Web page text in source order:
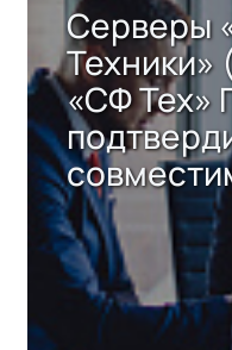
Серверы
Техники»
«СФ Тех»
решением
Storage
хранения